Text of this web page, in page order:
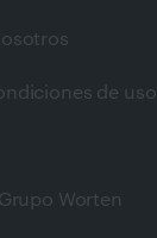
de uso
Worten